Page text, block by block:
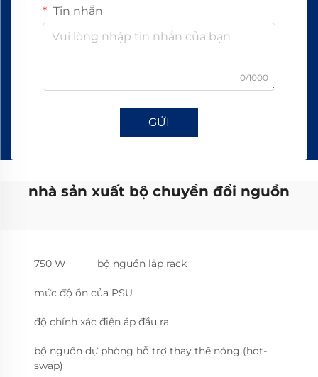
Tin nhắn
0/1000
GỬI
nhà sản xuất bộ chuyển đổi nguồn
750 W bộ nguồn lắp rack
mức độ ồn của PSU
độ chính xác điện áp đầu ra
bộ nguồn dự phòng hỗ trợ thay thế nóng (hot-
swap)